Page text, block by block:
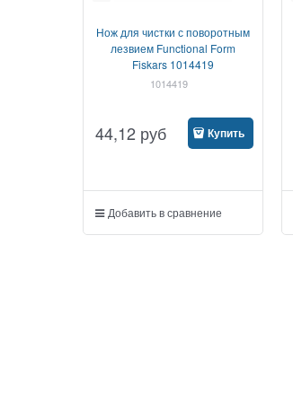
Нож для чистки с поворотным
лезвием Functional Form
Fiskars 1014419
1014419
44,12 руб Купить
Добавить в сравнение